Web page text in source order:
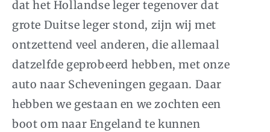
dat het Hollandse leger tegenover dat
grote Duitse leger stond, zijn wij met
ontzettend veel anderen, die allemaal
datzelfde geprobeerd hebben, met onze
auto naar Scheveningen gegaan. Daar
hebben we gestaan en we zochten een
boot om naar Engeland te kunnen